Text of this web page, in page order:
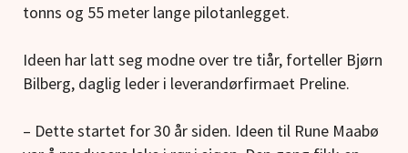
tonns og 55 meter lange pilotanlegget.
Ideen har latt seg modne over tre tiår, forteller Bjørn
Bilberg, daglig leder i leverandørfirmaet Preline.
– Dette startet for 30 år siden. Ideen til Rune Maabø